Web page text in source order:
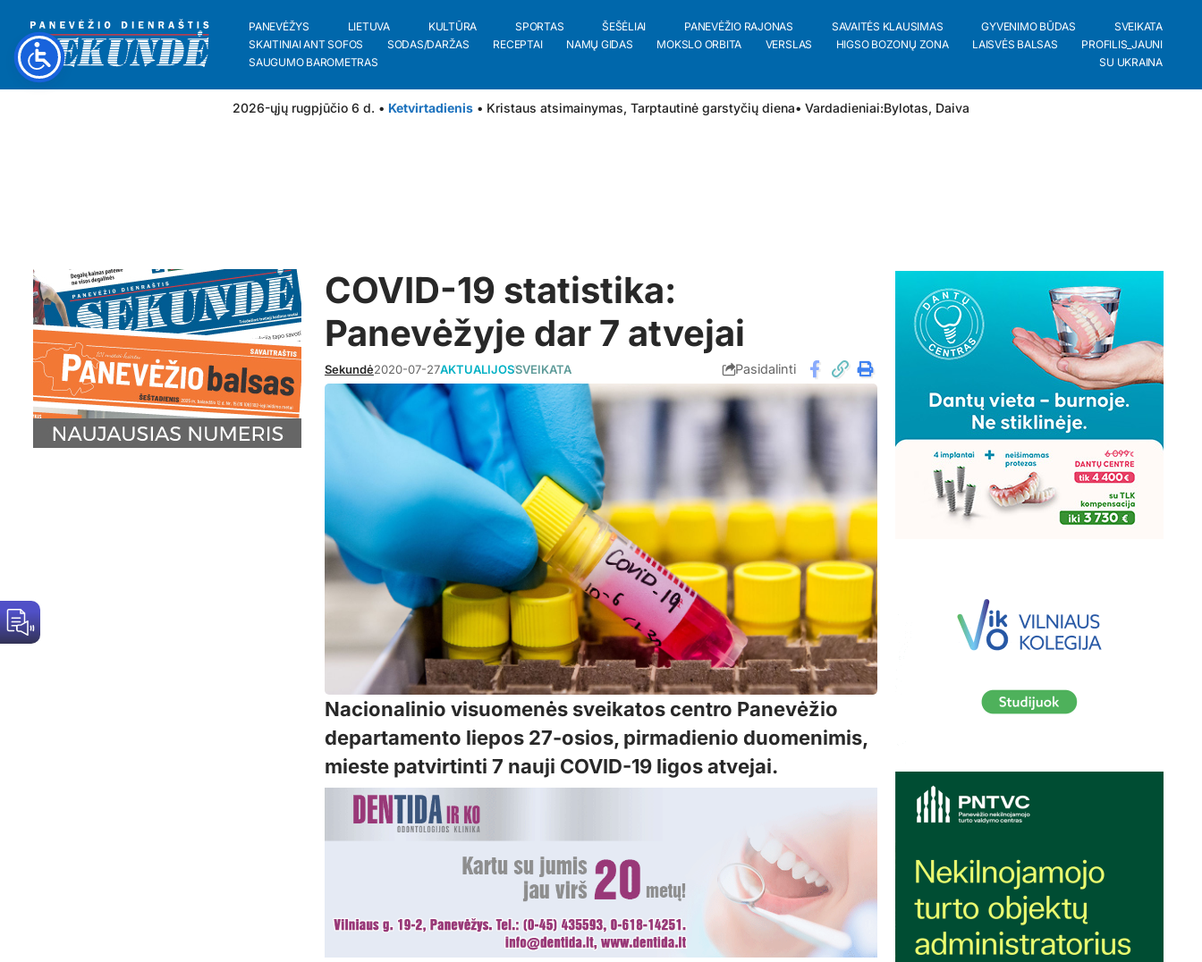
PANEVĖŽYS LIETUVA KULTŪRA SPORTAS ŠEŠĖLIAI PANEVĖŽIO RAJONAS SAVAITĖS KLAUSIMAS GYVENIMO BŪDAS
SVEIKATA
SKAITINIAI ANT SOFOS
SODAS/DARŽAS RECEPTAI NAMŲ GIDAS MOKSLO ORBITA VERSLAS HIGSO BOZONŲ ZONA LAISVĖS BALSAS
PROFILIS_JAUNI
SAUGUMO BAROMETRAS
SU UKRAINA
2026-ųjų rugpjūčio 6 d. • Ketvirtadienis • Kristaus atsimainymas, Tarptautinė garstyčių diena• Vardadieniai:Bylotas, Daiva
COVID-19 statistika:
Panevėžyje dar 7 atvejai
Sekundė2020-07-27AKTUALIJOSSVEIKATA Pasidalinti
Nacionalinio visuomenės sveikatos centro Panevėžio
departamento liepos 27-osios, pirmadienio duomenimis,
mieste patvirtinti 7 nauji COVID-19 ligos atvejai.